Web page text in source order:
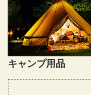
キャンプ用品